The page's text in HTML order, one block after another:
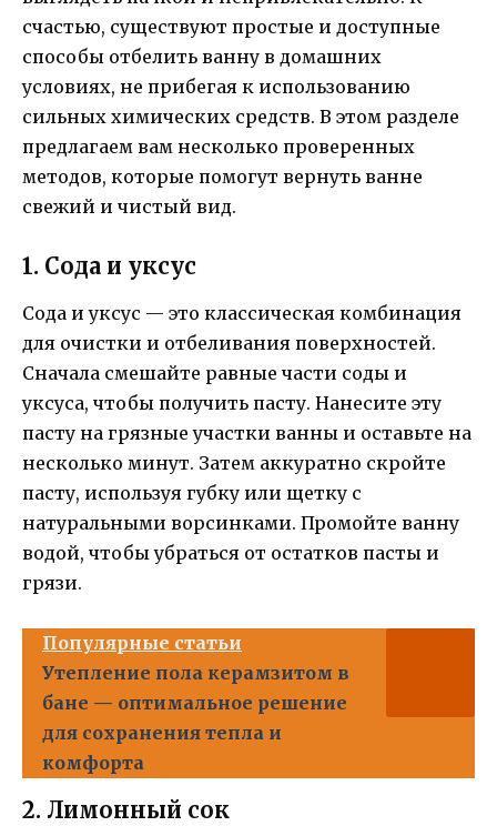
счастью, существуют простые и доступные
способы отбелить ванну в домашних
условиях, не прибегая к использованию
сильных химических средств. В этом разделе
предлагаем вам несколько проверенных
методов, которые помогут вернуть ванне
свежий и чистый вид.
1. Сода и уксус
Сода и уксус — это классическая комбинация
для очистки и отбеливания поверхностей.
Сначала смешайте равные части соды и
уксуса, чтобы получить пасту. Нанесите эту
пасту на грязные участки ванны и оставьте на
несколько минут. Затем аккуратно скройте
пасту, используя губку или щетку с
натуральными ворсинками. Промойте ванну
водой, чтобы убраться от остатков пасты и
грязи.
Популярные статьи
Утепление пола керамзитом в
бане — оптимальное решение
для сохранения тепла и
комфорта
2. Лимонный сок